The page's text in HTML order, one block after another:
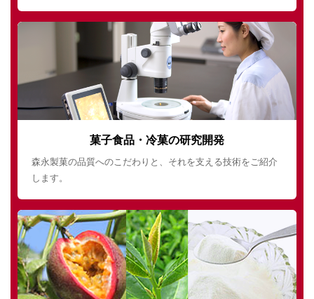
菓子食品・冷菓の研究開発
森永製菓の品質へのこだわりと、それを支える技術をご紹介
します。